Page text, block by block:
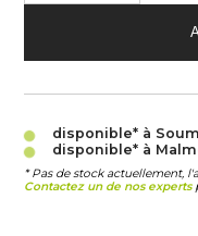
disponible* à
disponible* à
* Pas de stock actuellement,
Contactez un de nos experts